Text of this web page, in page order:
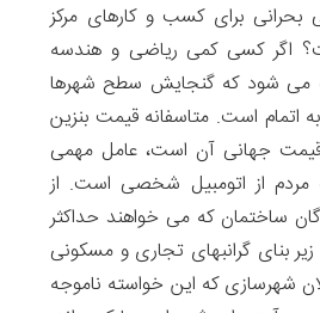
بحرانی برای کسب و کارهای مرکز
اگر کسی کمی ریاضی و هندسه
می شود که گنجایش سطح شهرها
اتمام است. متاسفانه قیمت بنزین
تر از قیمت جهانی آن است، عامل مهمی
مردم از اتومبیل شخصی است. از
ساختمان که می خواهند حداکثر
بنای گرانبهای تجاری و مسکونی
شهرسازی که این خواسته ناموجه